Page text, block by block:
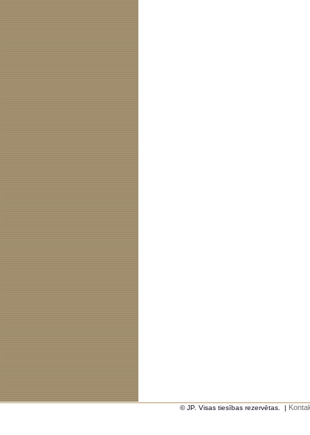
© JP. Visas tiesības rezervētas. |